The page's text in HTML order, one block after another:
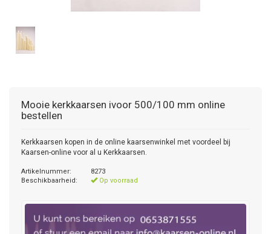
Mooie kerkkaarsen ivoor 500/100 mm online
bestellen
Kerkkaarsen kopen in de online kaarsenwinkel met voordeel bij
Kaarsen-online voor al u Kerkkaarsen.
Artikelnummer:
8273
Beschikbaarheid:
Op voorraad